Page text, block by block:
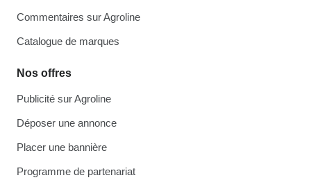
Commentaires sur Agroline
Catalogue de marques
Nos offres
Publicité sur Agroline
Déposer une annonce
Placer une bannière
Programme de partenariat